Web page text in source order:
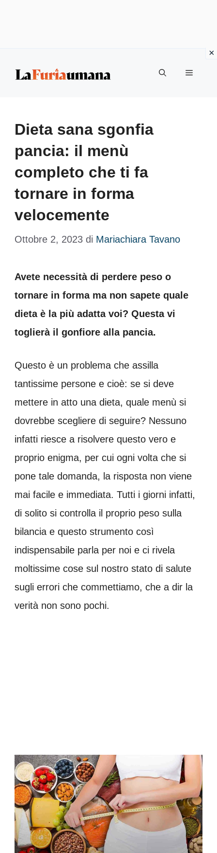
Menu
Dieta sana sgonfia
pancia: il menù
completo che ti fa
tornare in forma
velocemente
Ottobre 2, 2023 di Mariachiara Tavano
Avete necessità di perdere peso o
tornare in forma ma non sapete quale
dieta è la più adatta voi? Questa vi
toglierà il gonfiore alla pancia.
Questo è un problema che assilla
tantissime persone e cioè: se si deve
mettere in atto una dieta, quale menù si
dovrebbe scegliere di seguire? Nessuno
infatti riesce a risolvere questo vero e
proprio enigma, per cui ogni volta che si
pone tale domanda, la risposta non viene
mai facile e immediata. Tutti i giorni infatti,
di solito si controlla il proprio peso sulla
bilancia e questo strumento così
indispensabile parla per noi e ci rivela
moltissime cose sul nostro stato di salute
sugli errori che commettiamo, che a dir la
verità non sono pochi.